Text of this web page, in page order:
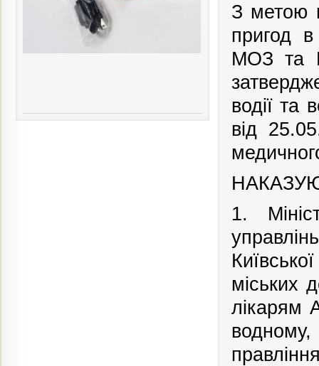
З метою
пригод
МОЗ та
водії та
від
1.
міських
лікарям